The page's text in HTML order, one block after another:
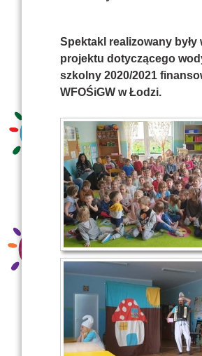
Spektakl realizowany były
projektu dotyczącego
szkolny 2020/2021
WFOŚiGW w Łodzi.